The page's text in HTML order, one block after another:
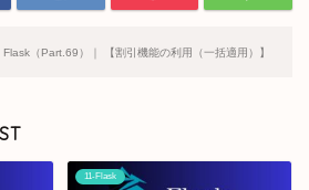
Flask（Part.69）｜ 【割引機能の利用（一括適用）】
11-Flask